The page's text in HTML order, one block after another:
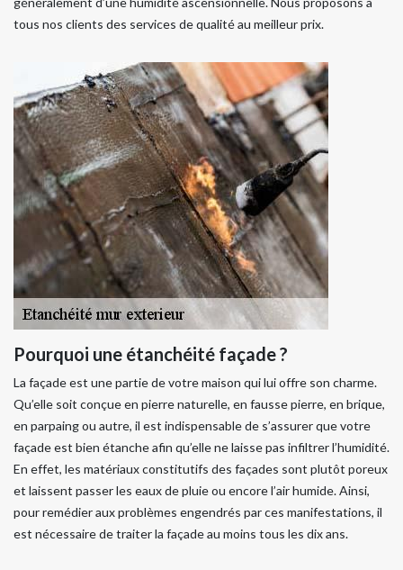
tous nos clients des services de qualité au meilleur prix.
Pourquoi une étanchéité façade ?
La façade est une partie de votre maison qui lui offre son charme.
Qu’elle soit conçue en pierre naturelle, en fausse pierre, en brique,
en parpaing ou autre, il est indispensable de s’assurer que votre
façade est bien étanche afin qu’elle ne laisse pas infiltrer l’humidité.
En effet, les matériaux constitutifs des façades sont plutôt poreux
et laissent passer les eaux de pluie ou encore l’air humide. Ainsi,
pour remédier aux problèmes engendrés par ces manifestations, il
est nécessaire de traiter la façade au moins tous les dix ans.